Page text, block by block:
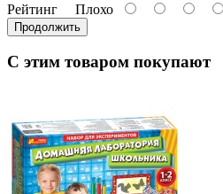
Рейтинг Плохо
Продолжить
С этим товаром покупают